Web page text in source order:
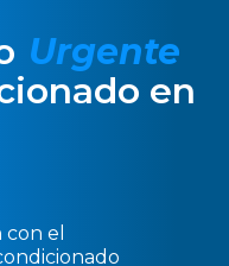
Urgente
en
el